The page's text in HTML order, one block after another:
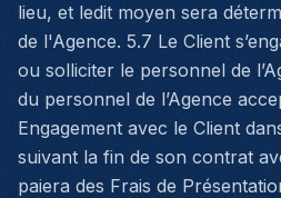
lieu, et ledit moyen sera
de l'Agence. 5.7 Le Client
ou solliciter le personnel de
du personnel de l’Agence
Engagement avec le Client
suivant la fin de son contrat
paiera des Frais de